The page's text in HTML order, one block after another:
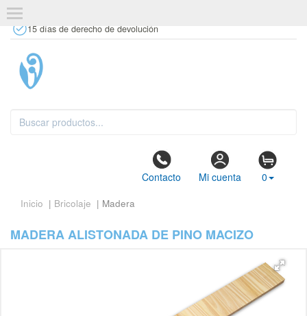
15 días de derecho de devolución
Contacto Mi cuenta 0
Inicio | Bricolaje | Madera
MADERA ALISTONADA DE PINO MACIZO